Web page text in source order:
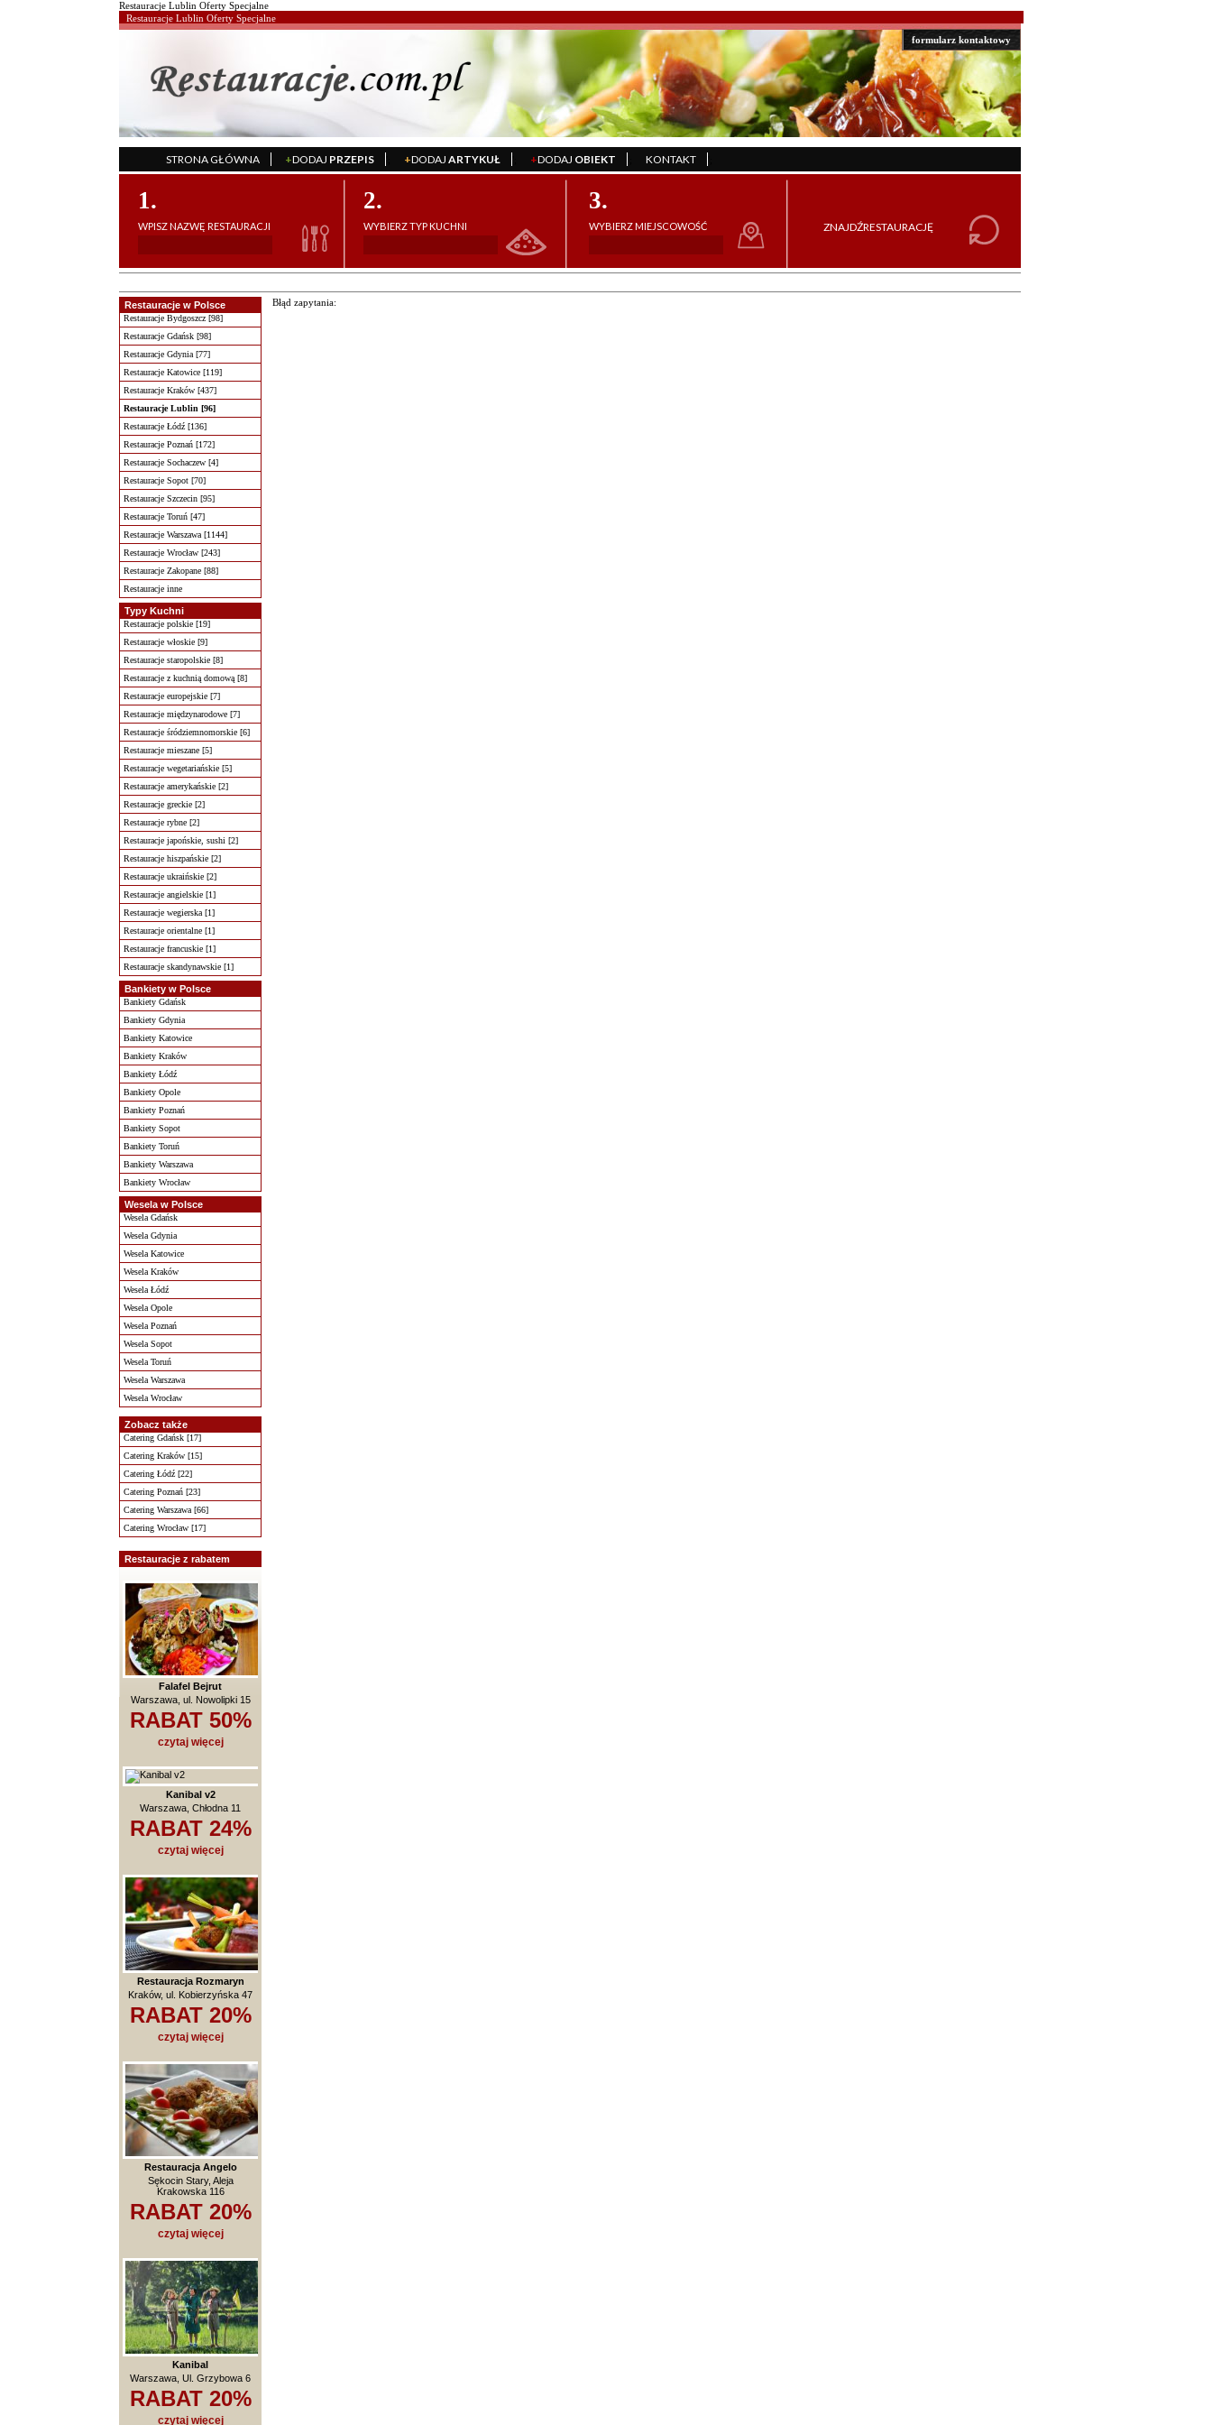
Restauracje Lublin Oferty Specjalne
formularz kontaktowy
Restauracje Lublin Oferty Specjalne
STRONA GŁÓWNA +DODAJ PRZEPIS +DODAJ ARTYKUŁ +DODAJ OBIEKT KONTAKT
1.
WPISZ NAZWĘ RESTAURACJI
2.
WYBIERZ TYP KUCHNI
3.
WYBIERZ MIEJSCOWOŚĆ
Restauracje w Polsce
Restauracje Bydgoszcz [98]
Restauracje Gdańsk [98]
Restauracje Gdynia [77]
Restauracje Katowice [119]
Restauracje Kraków [437]
Restauracje Lublin [96]
Restauracje Łódź [136]
Restauracje Poznań [172]
Restauracje Sochaczew [4]
Restauracje Sopot [70]
Restauracje Szczecin [95]
Restauracje Toruń [47]
Restauracje Warszawa [1144]
Restauracje Wrocław [243]
Restauracje Zakopane [88]
Restauracje inne
Typy Kuchni
Restauracje polskie [19]
Restauracje włoskie [9]
Restauracje staropolskie [8]
Restauracje z kuchnią domową [8]
Restauracje europejskie [7]
Restauracje międzynarodowe [7]
Restauracje śródziemnomorskie [6]
Restauracje mieszane [5]
Restauracje wegetariańskie [5]
Restauracje amerykańskie [2]
Restauracje greckie [2]
Restauracje rybne [2]
Restauracje japońskie, sushi [2]
Restauracje hiszpańskie [2]
Restauracje ukraińskie [2]
Restauracje angielskie [1]
Restauracje wegierska [1]
Restauracje orientalne [1]
Restauracje francuskie [1]
Restauracje skandynawskie [1]
Bankiety w Polsce
Bankiety Gdańsk
Bankiety Gdynia
Bankiety Katowice
Bankiety Kraków
Bankiety Łódź
Bankiety Opole
Bankiety Poznań
Bankiety Sopot
Bankiety Toruń
Bankiety Warszawa
Bankiety Wrocław
Wesela w Polsce
Wesela Gdańsk
Wesela Gdynia
Wesela Katowice
Wesela Kraków
Wesela Łódź
Wesela Opole
Wesela Poznań
Wesela Sopot
Wesela Toruń
Wesela Warszawa
Wesela Wrocław
Zobacz także
Catering Gdańsk [17]
Catering Kraków [15]
Catering Łódź [22]
Catering Poznań [23]
Catering Warszawa [66]
Catering Wrocław [17]
Restauracje z rabatem
Falafel Bejrut
Warszawa, ul. Nowolipki 15
RABAT 50%
czytaj więcej
Kanibal v2
Warszawa, Chłodna 11
RABAT 24%
czytaj więcej
Restauracja Rozmaryn
Kraków, ul. Kobierzyńska 47
RABAT 20%
czytaj więcej
Restauracja Angelo
Sękocin Stary, Aleja
Krakowska 116
RABAT 20%
czytaj więcej
Kanibal
Warszawa, Ul. Grzybowa 6
RABAT 20%
czytaj więcej
Błąd zapytania: